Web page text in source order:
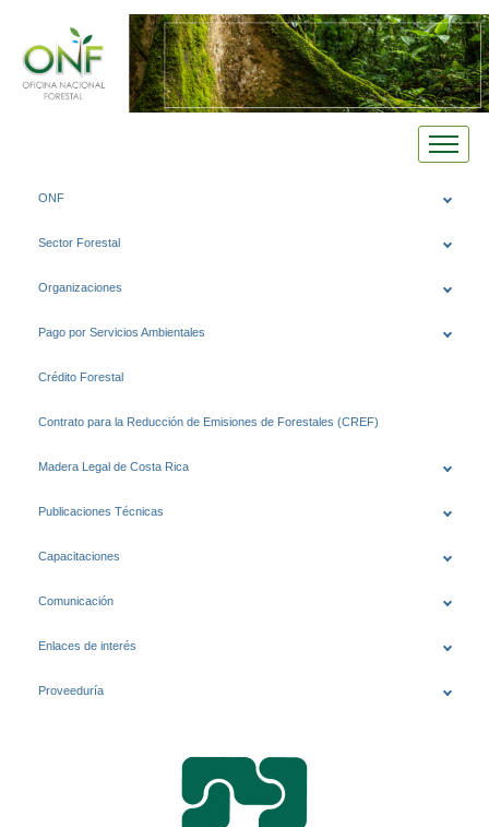
ONF
Sector Forestal
Organizaciones
Pago por Servicios Ambientales
Crédito Forestal
Contrato para la Reducción de Emisiones de Forestales (CREF)
Madera Legal de Costa Rica
Publicaciones Técnicas
Capacitaciones
Comunicación
Enlaces de interés
Proveeduría